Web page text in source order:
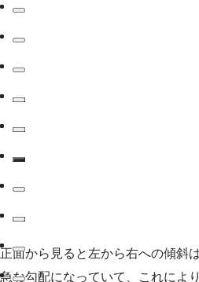
正面から見ると左から右への傾斜
急な勾配になっていて、これによ